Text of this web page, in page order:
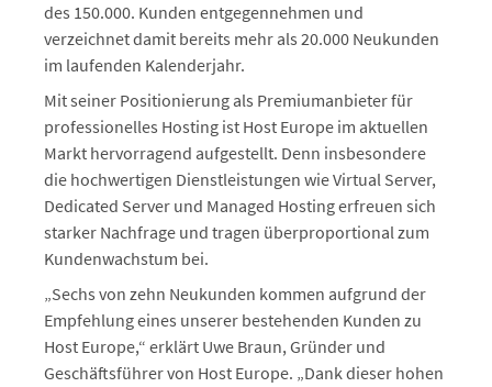
des 150.000. Kunden entgegennehmen und
verzeichnet damit bereits mehr als 20.000 Neukunden
im laufenden Kalenderjahr.
Mit seiner Positionierung als Premiumanbieter für
professionelles Hosting ist Host Europe im aktuellen
Markt hervorragend aufgestellt. Denn insbesondere
die hochwertigen Dienstleistungen wie Virtual Server,
Dedicated Server und Managed Hosting erfreuen sich
starker Nachfrage und tragen überproportional zum
Kundenwachstum bei.
„Sechs von zehn Neukunden kommen aufgrund der
Empfehlung eines unserer bestehenden Kunden zu
Host Europe,“ erklärt Uwe Braun, Gründer und
Geschäftsführer von Host Europe. „Dank dieser hohen